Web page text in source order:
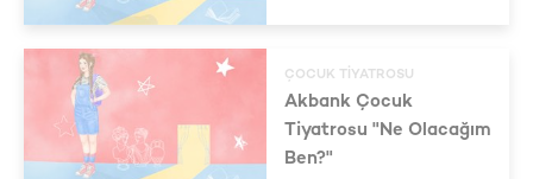
ÇOCUK TIYATROSU
Akbank Çocuk
Tiyatrosu "Ne Olacağım
Ben?"